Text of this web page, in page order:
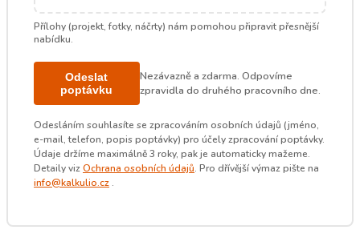
Přílohy (projekt, fotky, náčrty) nám pomohou připravit přesnější
nabídku.
Odeslat
poptávku
Nezávazně a zdarma. Odpovíme
zpravidla do druhého pracovního dne.
Odesláním souhlasíte se zpracováním osobních údajů (jméno,
e-mail, telefon, popis poptávky) pro účely zpracování poptávky.
Údaje držíme maximálně 3 roky, pak je automaticky mažeme.
Detaily vizOchrana osobních údajů. Pro dřívější výmaz pište na
info@kalkulio.cz .